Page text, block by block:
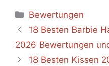
Categories
Bewertungen
18 Besten Barbie
2026 Bewertungen
18 Besten Kissen